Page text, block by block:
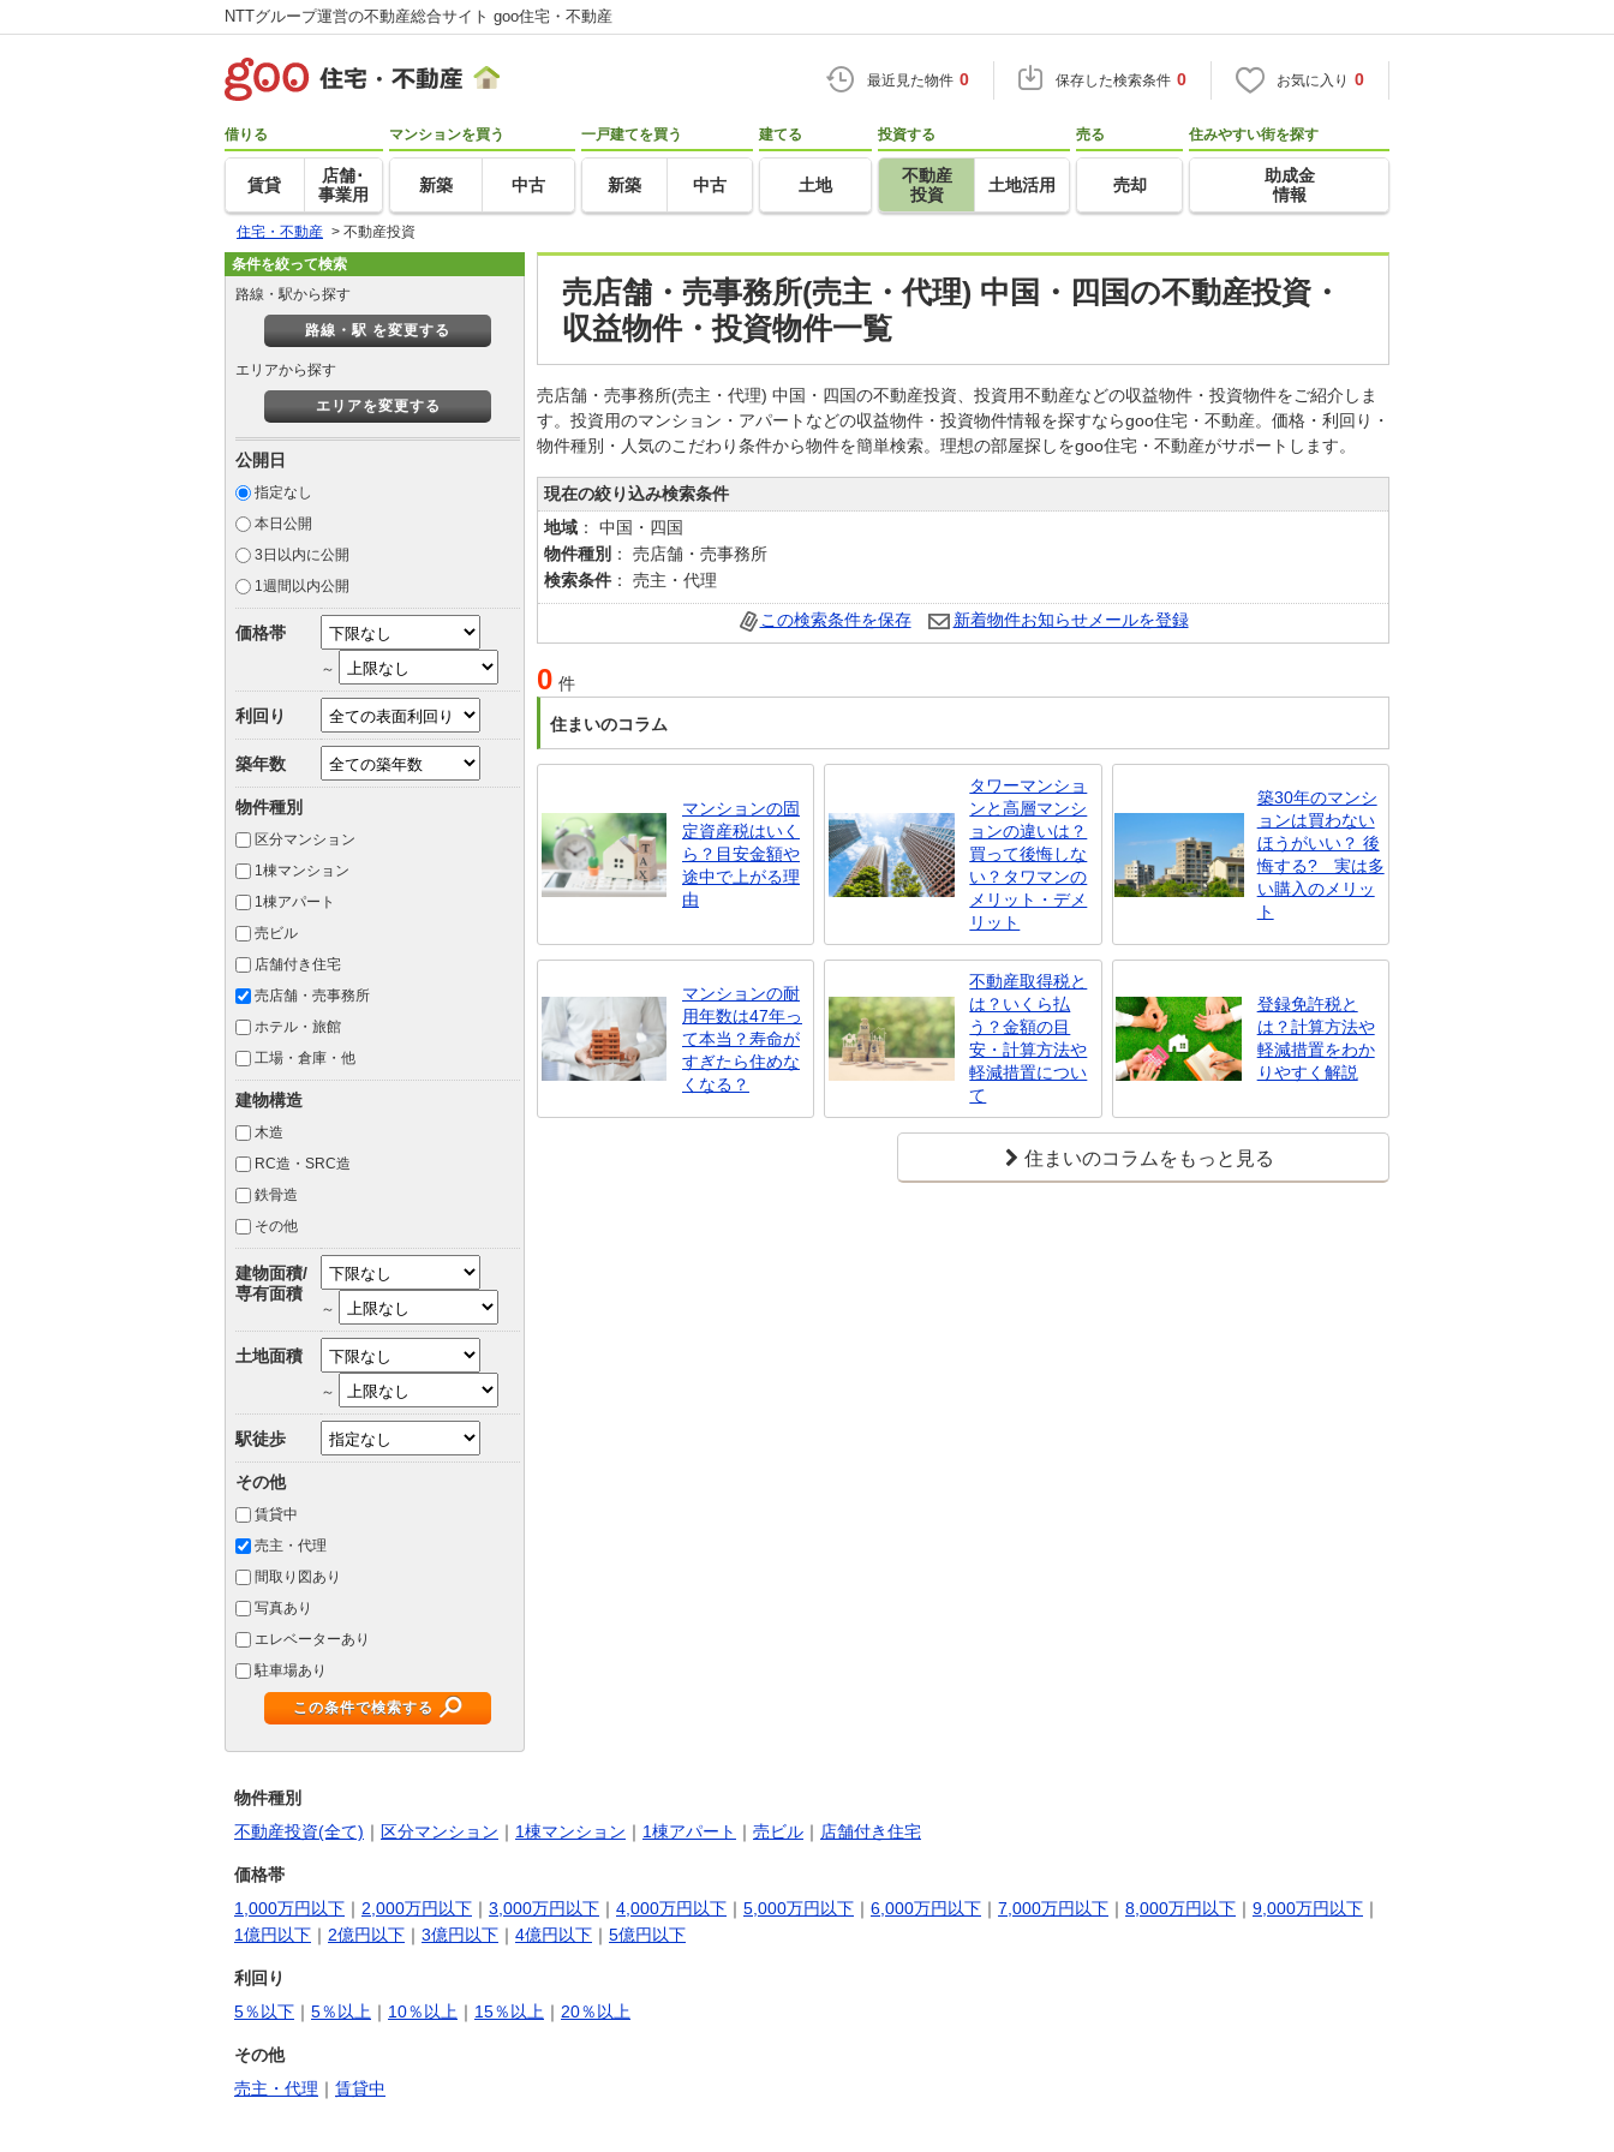
NTTグループ運営の不動産総合サイト goo住宅・不動産
最近見た物件 0 保存した検索条件 0 お気に入り 0
借りる
賃貸
店舗･
事業用
マンションを買う
新築 中古
一戸建てを買う
新築 中古
建てる
土地
投資する
不動産
投資
土地活用
売る
売却
住みやすい街を探す
助成金
情報
住宅・不動産 > 不動産投資
売店舗・売事務所(売主・代理) 中国・四国の不動産投資・
収益物件・投資物件一覧
売店舗・売事務所(売主・代理) 中国・四国の不動産投資、投資用不動産などの収益物件・投資物件をご紹介しま
す。投資用のマンション・アパートなどの収益物件・投資物件情報を探すならgoo住宅・不動産。価格・利回り・
物件種別・人気のこだわり条件から物件を簡単検索。理想の部屋探しをgoo住宅・不動産がサポートします。
現在の絞り込み検索条件
地域 ： 中国・四国
物件種別 ： 売店舗・売事務所
検索条件 ： 売主・代理
この検索条件を保存 新着物件お知らせメールを登録
0 件
住まいのコラム
マンションの固
定資産税はいく
ら？目安金額や
途中で上がる理
由
タワーマンショ
ンと高層マンシ
ョンの違いは？
買って後悔しな
い？タワマンの
メリット・デメ
リット
築30年のマンシ
ョンは買わない
ほうがいい？ 後
悔する? 実は多
い購入のメリッ
ト
マンションの耐
用年数は47年っ
て本当？寿命が
すぎたら住めな
くなる？
不動産取得税と
は？いくら払
う？金額の目
安・計算方法や
軽減措置につい
て
登録免許税と
は？計算方法や
軽減措置をわか
りやすく解説
住まいのコラムをもっと見る
条件を絞って検索
路線・駅から探す
路線・駅 を変更する
エリアから探す
エリアを変更する
公開日
指定なし
本日公開
3日以内に公開
1週間以内公開
価格帯
～
利回り
築年数
物件種別
区分マンション
1棟マンション
1棟アパート
売ビル
店舗付き住宅
売店舗・売事務所
ホテル・旅館
工場・倉庫・他
建物構造
木造
RC造・SRC造
鉄骨造
その他
建物面積/
専有面積
～
土地面積
～
駅徒歩
その他
賃貸中
売主・代理
間取り図あり
写真あり
エレベーターあり
駐車場あり
この条件で検索する
物件種別
不動産投資(全て) ｜ 区分マンション ｜ 1棟マンション ｜ 1棟アパート ｜ 売ビル ｜ 店舗付き住宅
価格帯
1,000万円以下 ｜ 2,000万円以下 ｜ 3,000万円以下 ｜ 4,000万円以下 ｜ 5,000万円以下 ｜ 6,000万円以下 ｜ 7,000万円以下 ｜ 8,000万円以下 ｜ 9,000万円以下 ｜
1億円以下 ｜ 2億円以下 ｜ 3億円以下 ｜ 4億円以下 ｜ 5億円以下
利回り
5％以下 ｜ 5％以上 ｜ 10％以上 ｜ 15％以上 ｜ 20％以上
その他
売主・代理 ｜ 賃貸中